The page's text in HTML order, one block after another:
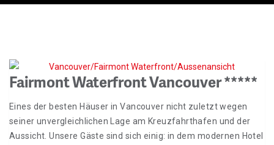
Fairmont Waterfront Vancouver *****
Eines der besten Häuser in Vancouver nicht zuletzt wegen
seiner unvergleichlichen Lage am Kreuzfahrthafen und der
Aussicht. Unsere Gäste sind sich einig: in dem modernen Hotel